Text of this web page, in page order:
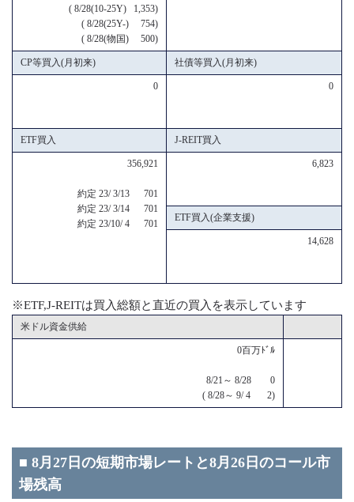
( 8/28(10-25Y) 1,353)
( 8/28(25Y-) 754)
( 8/28(物国) 500)
CP等買入(月初来) 社債等買入(月初来)
0 0
ETF買入 J-REIT買入
356,921
約定 23/ 3/13 701
約定 23/ 3/14 701
約定 23/10/ 4 701
6,823
ETF買入(企業支援)
14,628
※ETF,J-REITは買入総額と直近の買入を表示しています
米ドル資金供給
0百万ﾄﾞﾙ
8/21～ 8/28 0
( 8/28～ 9/ 4 2)
■ 8月27日の短期市場レートと8月26日のコール市
場残高